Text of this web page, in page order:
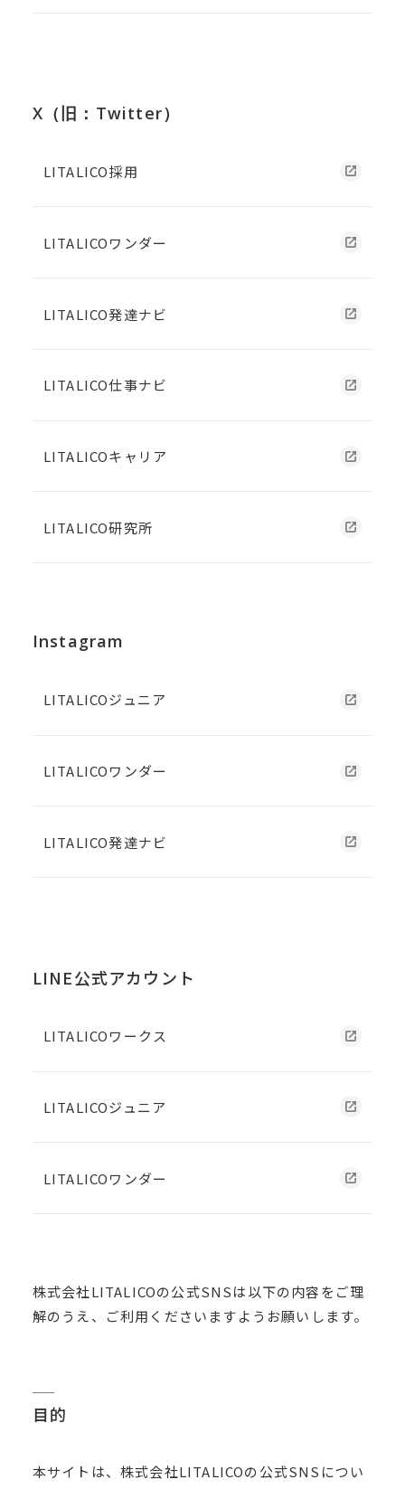
X（旧：Twitter）
LITALICO採用
LITALICOワンダー
LITALICO発達ナビ
LITALICO仕事ナビ
LITALICOキャリア
LITALICO研究所
Instagram
LITALICOジュニア
LITALICOワンダー
LITALICO発達ナビ
LINE公式アカウント
LITALICOワークス
LITALICOジュニア
LITALICOワンダー
株式会社LITALICOの公式SNSは以下の内容をご理
解のうえ、ご利用くださいますようお願いします。
目的
本サイトは、株式会社LITALICOの公式SNSについ